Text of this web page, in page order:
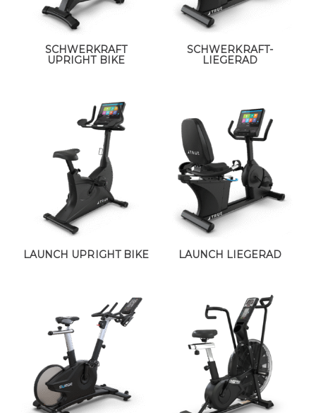
SCHWERKRAFT
UPRIGHT BIKE
SCHWERKRAFT-
LIEGERAD
LAUNCH UPRIGHT BIKE LAUNCH LIEGERAD